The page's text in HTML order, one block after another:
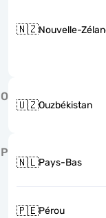
🇳🇿Nouvelle-
O
🇺🇿Ouzbékistan
P
🇳🇱Pays-Bas
🇵🇪Pérou